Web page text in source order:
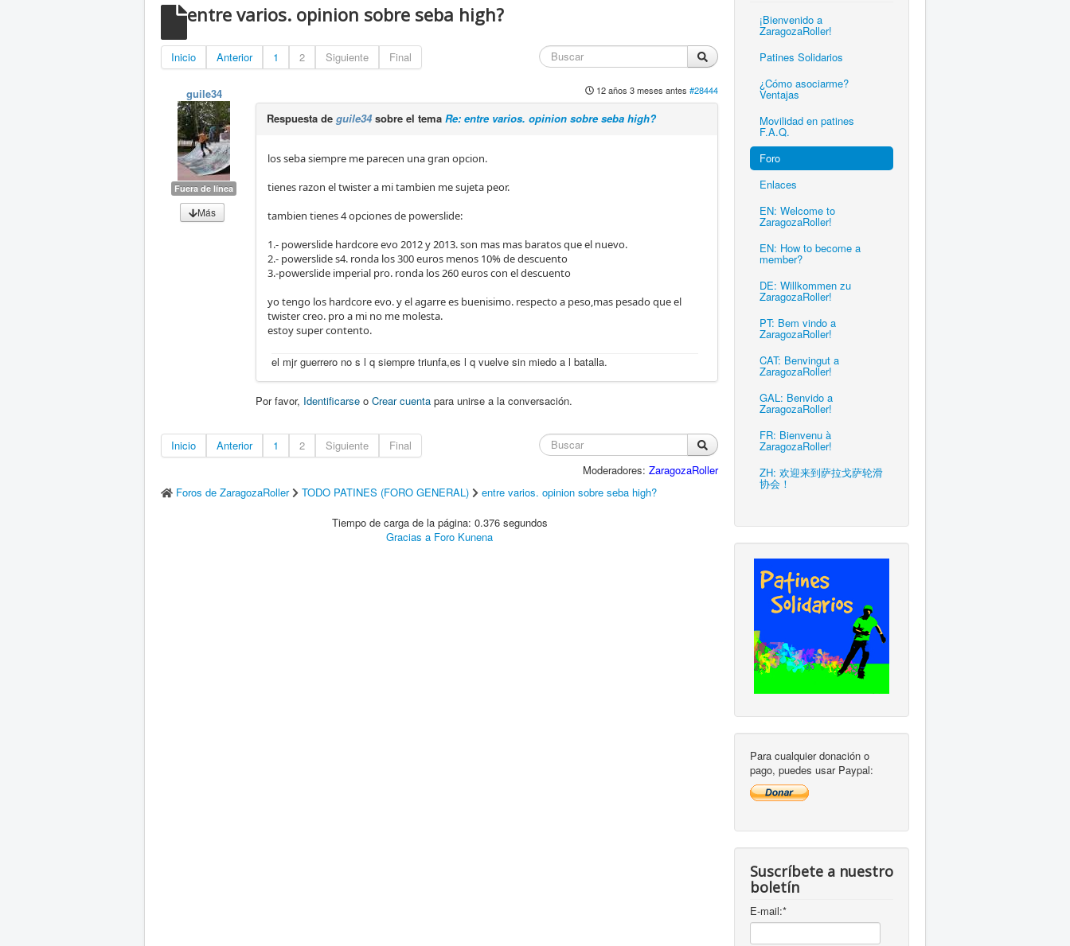
entre varios. opinion sobre seba high?
Inicio Anterior 1 2 Siguiente Final
guile34
Fuera de línea
Más
12 años 3 meses antes #28444
Respuesta deguile34sobre el temaRe: entre varios. opinion sobre seba high?
los seba siempre me parecen una gran opcion.
tienes razon el twister a mi tambien me sujeta peor.
tambien tienes 4 opciones de powerslide:
1.- powerslide hardcore evo 2012 y 2013. son mas mas baratos que el nuevo.
2.- powerslide s4. ronda los 300 euros menos 10% de descuento
3.-powerslide imperial pro. ronda los 260 euros con el descuento
yo tengo los hardcore evo. y el agarre es buenisimo. respecto a peso,mas pesado que el
twister creo. pro a mi no me molesta.
estoy super contento.
el mjr guerrero no s l q siempre triunfa,es l q vuelve sin miedo a l batalla.
Por favor, Identificarse oCrear cuenta para unirse a la conversación.
Inicio Anterior 1 2 Siguiente
Final
Moderadores: ZaragozaRoller
Foros de ZaragozaRoller
TODO PATINES (FORO GENERAL)
entre varios. opinion sobre seba high?
Tiempo de carga de la página: 0.376 segundos
Gracias a Foro Kunena
¡Bienvenido a
ZaragozaRoller!
Patines Solidarios
¿Cómo asociarme?
Ventajas
Movilidad en patines
F.A.Q.
Foro
Enlaces
EN: Welcome to
ZaragozaRoller!
EN: How to become a
member?
DE: Willkommen zu
ZaragozaRoller!
PT: Bem vindo a
ZaragozaRoller!
CAT: Benvingut a
ZaragozaRoller!
GAL: Benvido a
ZaragozaRoller!
FR: Bienvenu à
ZaragozaRoller!
ZH: 欢迎来到萨拉戈萨轮滑
协会！
Para cualquier donación o
pago, puedes usar Paypal:
Suscríbete a nuestro
boletín
E-mail:*